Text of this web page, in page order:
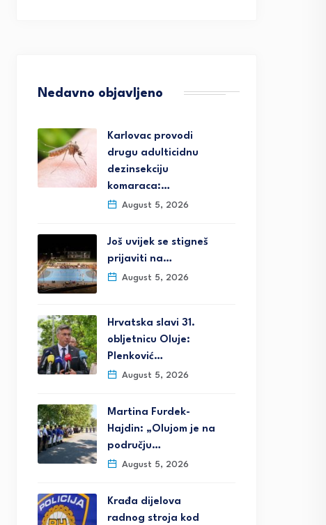
Nedavno objavljeno
Karlovac provodi
drugu adulticidnu
dezinsekciju
komaraca:…
August 5, 2026
Još uvijek se stigneš
prijaviti na…
August 5, 2026
Hrvatska slavi 31.
obljetnicu Oluje:
Plenković…
August 5, 2026
Martina Furdek-
Hajdin: „Olujom je na
području…
August 5, 2026
Krađa dijelova
radnog stroja kod